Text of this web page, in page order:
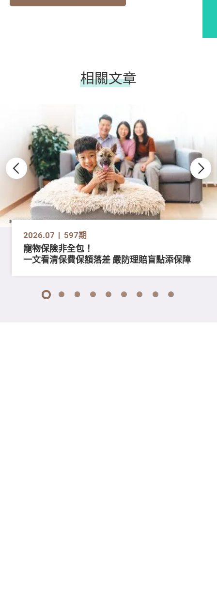
相關文章
2026.07 597期
寵物保險非全包！
一文看清保費保額落差 嚴防理賠盲點添保障
1 2 3 4 5 6 7 8 9